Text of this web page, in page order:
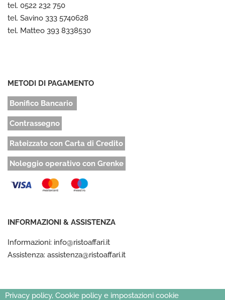
tel. 0522 232 750
tel. Savino 333 5740628
tel. Matteo 393 8338530
METODI DI PAGAMENTO
Bonifico Bancario
Contrassegno
Rateizzato con Carta di Credito
Noleggio operativo con Grenke
INFORMAZIONI & ASSISTENZA
Informazioni: info@ristoaffari.it
Assistenza: assistenza@ristoaffari.it
Privacy policy, Cookie policy e impostazioni cookie